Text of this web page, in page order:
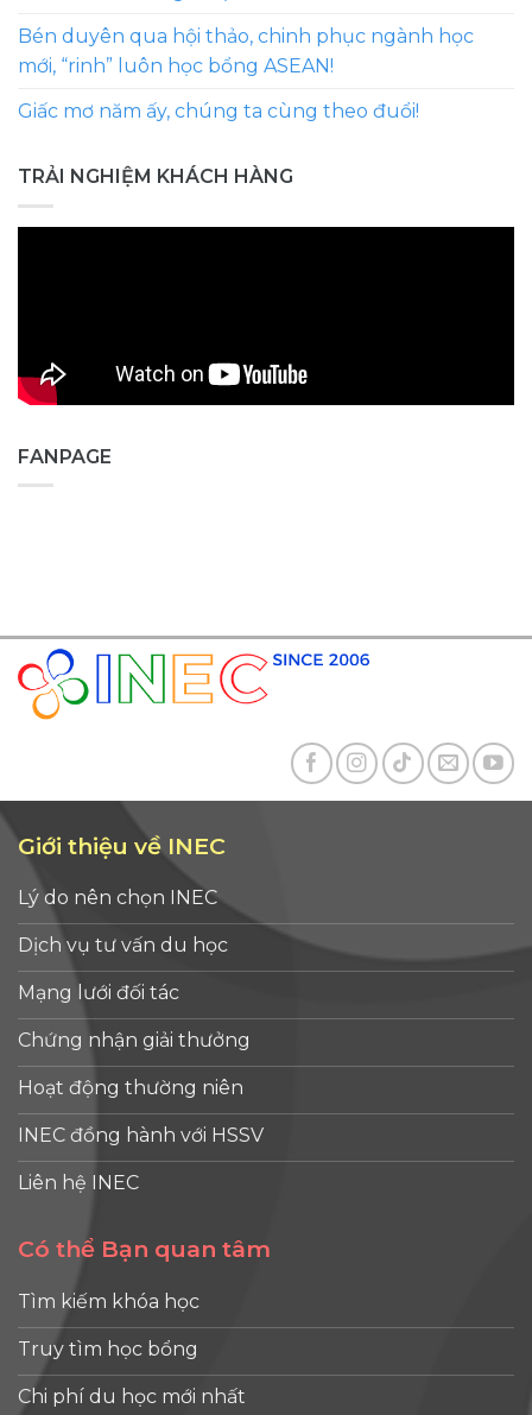
Bén duyên qua hội thảo, chinh phục ngành học
mới, “rinh” luôn học bổng ASEAN!
Giấc mơ năm ấy, chúng ta cùng theo đuổi!
TRẢI NGHIỆM KHÁCH HÀNG
FANPAGE
Giới thiệu về INEC
Lý do nên chọn INEC
Dịch vụ tư vấn du học
Mạng lưới đối tác
Chứng nhận giải thưởng
Hoạt động thường niên
INEC đồng hành với HSSV
Liên hệ INEC
Có thể Bạn quan tâm
Tìm kiếm khóa học
Truy tìm học bổng
Chi phí du học mới nhất